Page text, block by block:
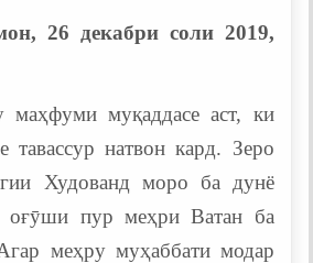
26 декабри соли 2019,
маҳфуми муқаддасе аст, ки
тавассур натвон кард. Зеро
Худованд моро ба дунё
оғӯши пур меҳри Ватан ба
меҳру муҳаббати модар